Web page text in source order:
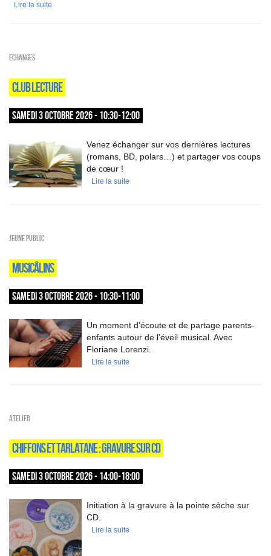
Lire la suite
ECHANGES
CLUB LECTURE
SAMEDI 3 OCTOBRE 2026 - 10:30-12:00
Venez échanger sur vos dernières lectures
(romans, BD, polars…) et partager vos coups
de cœur !
Lire la suite
Jeune public
MUSICÂLINS
SAMEDI 3 OCTOBRE 2026 - 10:30-11:00
Un moment d’écoute et de partage parents-
enfants autour de l’éveil musical. Avec
Floriane Lorenzi.
Lire la suite
Atelier
CHIFFONS ET TARLATANE : GRAVURE SUR CD
SAMEDI 3 OCTOBRE 2026 - 14:00-18:00
Initiation à la gravure à la pointe sèche sur
CD.
Lire la suite